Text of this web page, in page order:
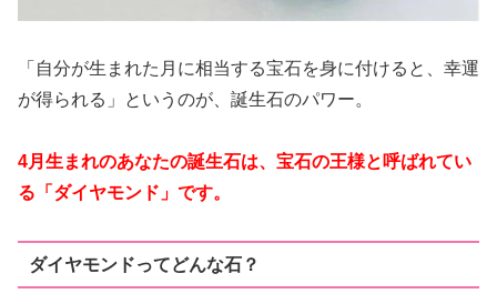
「自分が生まれた月に相当する宝石を身に付けると、幸運
が得られる」というのが、誕生石のパワー。
4月生まれのあなたの誕生石は、宝石の王様と呼ばれてい
る「ダイヤモンド」です。
ダイヤモンドってどんな石？